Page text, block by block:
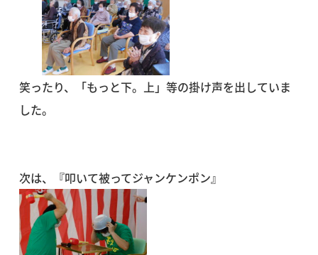
笑ったり、「もっと下。上」等の掛け声を出していま
した。
次は、『叩いて被ってジャンケンポン』